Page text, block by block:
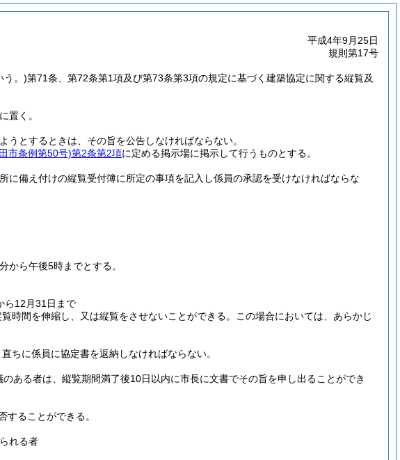
平成4年9月25日
規則第17号
う。)第71条、第72条第1項及び第73条第3項の規定に基づく建築協定に関する縦覧及
置く。
とするときは、その旨を公告しなければならない。
市条例第50号)第2条第2項に定める掲示場に掲示して行うものとする。
に備え付けの縦覧受付簿に所定の事項を記入し係員の承認を受けなければならな
から午後5時までとする。
ら12月31日まで
時間を伸縮し、又は縦覧をさせないことができる。
この場合においては、あらかじ
ちに係員に協定書を返納しなければならない。
ある者は、縦覧期間満了後10日以内に市長に文書でその旨を申し出ることができ
することができる。
れる者